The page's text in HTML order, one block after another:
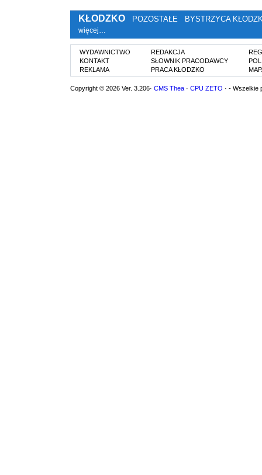
KŁODZKO POZOSTAŁE BYSTRZYCA
więcej…
WYDAWNICTWO
KONTAKT
REKLAMA
REDAKCJA
SŁOWNIK PRACODAWCY
PRACA KŁODZKO
Copyright © 2026 Ver. 3.206· CMS Thea · CPU ZETO · - Wszelkie